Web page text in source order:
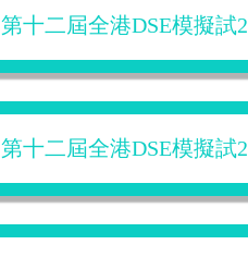
第十二屆全港DSE模擬試
第十二屆全港DSE模擬試